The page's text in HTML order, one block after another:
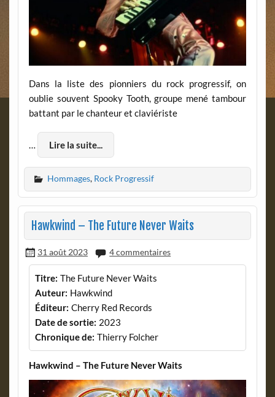
Dans la liste des pionniers du rock progressif, on
oublie souvent Spooky Tooth, groupe mené tambour
battant par le chanteur et claviériste
… Lire la suite...
Hommages, Rock Progressif
Hawkwind – The Future Never Waits
31 août 2023 4 commentaires
Titre: The Future Never Waits
Auteur: Hawkwind
Éditeur: Cherry Red Records
Date de sortie: 2023
Chronique de: Thierry Folcher
Hawkwind – The Future Never Waits